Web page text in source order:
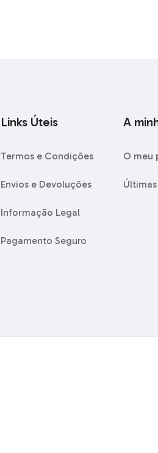
Links Úteis
Termos e Condições
Envios e Devoluções
Informação Legal
Pagamento Seguro
A
O meu